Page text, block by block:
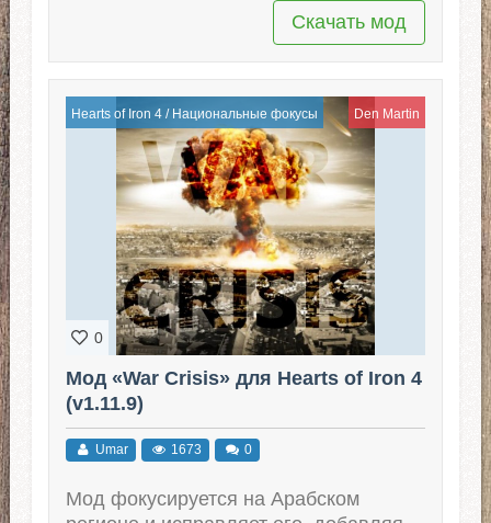
Скачать мод
Hearts of Iron 4/ Национальные фокусы Den Martin
0
Мод «War Crisis» для Hearts of Iron 4
(v1.11.9)
Umar 1673 0
Мод фокусируется на Арабском